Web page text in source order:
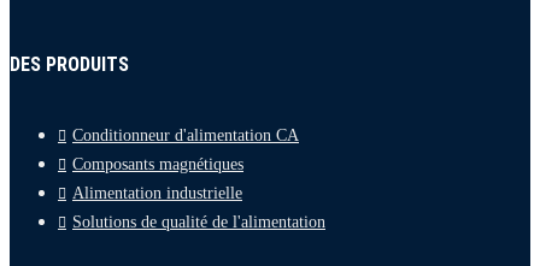
DES PRODUITS
Conditionneur d'alimentation CA
Composants magnétiques
Alimentation industrielle
Solutions de qualité de l'alimentation